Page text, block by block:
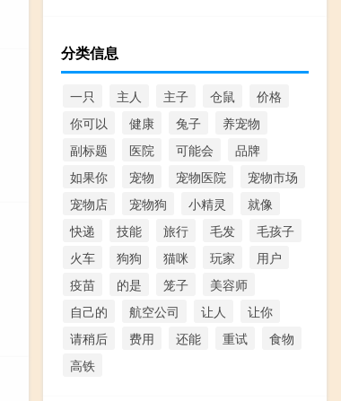
分类信息
一只 主人 主子 仓鼠
价格
你可以
健康 兔子
养宠物
副标题
医院 可能会
品牌
如果你
宠物 宠物医院
宠物市场
宠物店
宠物狗 小精灵
就像
快递
技能 旅行 毛发
毛孩子
火车
狗狗 猫咪 玩家
用户
疫苗
的是 笼子
美容师
自己的
航空公司 让人
让你
请稍后
费用 还能 重试
食物
高铁